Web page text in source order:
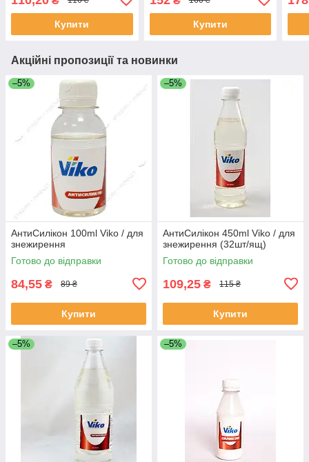
Купити Купити
Акційні пропозиції та новинки
–5%
АнтиСилікон 100ml Viko / для
знежирення
Готово до відправки
84,55 ₴ 89 ₴
Купити
–5%
АнтиСилікон 450ml Viko / для
знежирення (32шт/ящ)
Готово до відправки
109,25 ₴ 115 ₴
Купити
–5% –5%